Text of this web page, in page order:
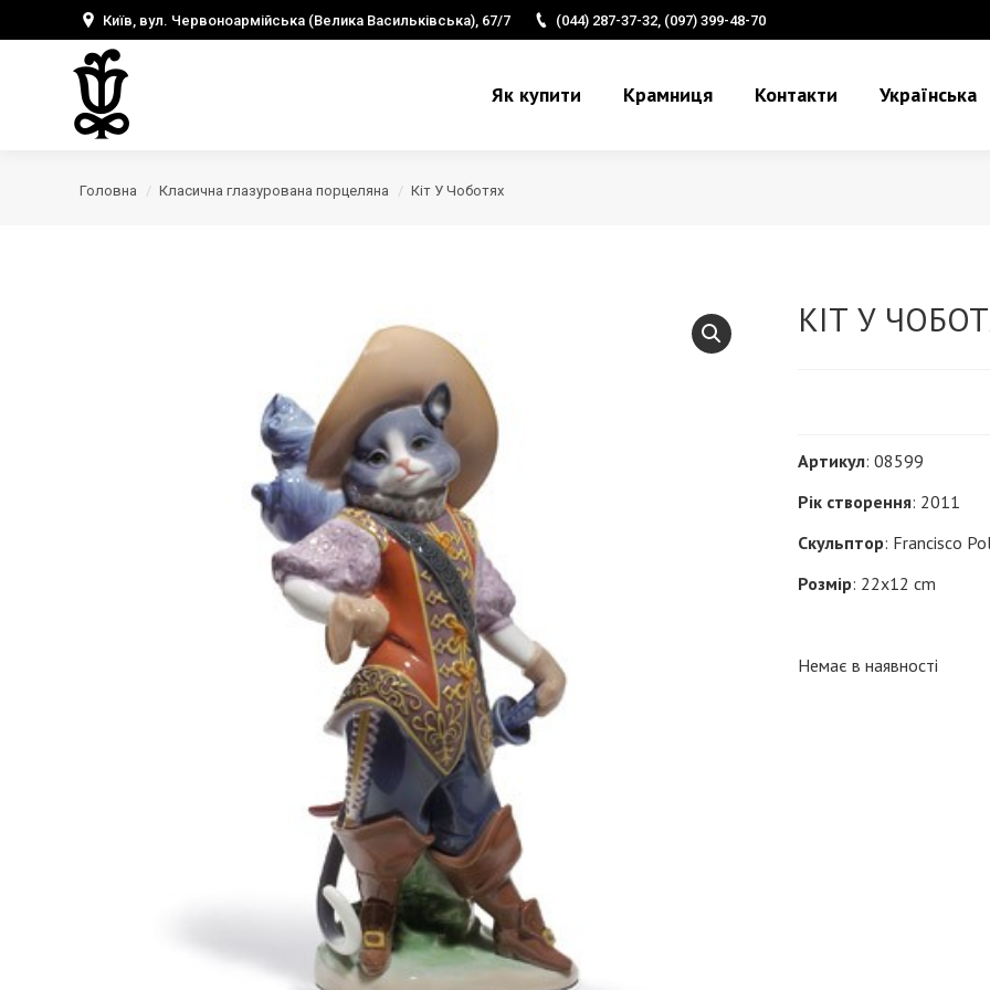
Київ, вул. Червоноармійська (Велика Васильківська), 67/7 (044) 287-37-32, (097) 399-48-70
Як купити Крамниця Контакти Українська
Головна Класична глазурована порцеляна Кіт У Чоботях
КІТ У
Артикул: 08599
Рік створення: 2011
Скульптор: Francisco
Розмір: 22x12 cm
Немає в наявності